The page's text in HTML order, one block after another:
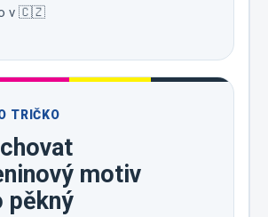
v 🇨🇿
TRIČKO
motiv
pěkný